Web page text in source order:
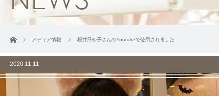
ホーム メディア情報 桜井日奈子さんのYoutubeで使用されました
2020.11.11